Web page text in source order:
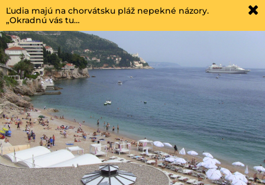
Ľudia majú na chorvátsku pláž nepekné názory.
„Okradnú vás tu…